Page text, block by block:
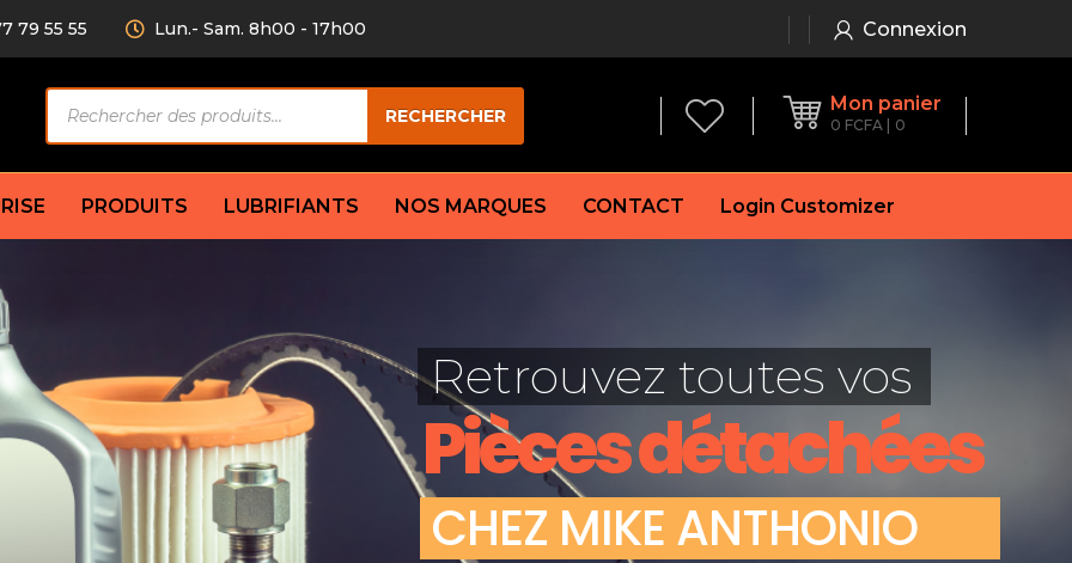
79 55 55 Lun.- Sam. 8h00 - 17h00 Connexion
de
produits
RECHERCHER
Mon panier
0 FCFA 0
AV/AR
amortisseur
Compresseur
Condenseur
Électrovanne
Évaporateur
Mano
Thermostat d’eau
Sonde de température
Garniture
Flexible de frein
Huile de frein
Mâchoires de frein
Jeu de plaquettes de frein
Démarreur
Feu arrière
PRODUITS LUBRIFIANTS NOS MARQUES CONTACT Login Customizer
Pièces détachées
CHEZ MIKEANTHONIO
Retrouvez toutes vos